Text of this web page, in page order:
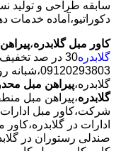
سابقه طراحی و تولید
دکوراتیو،آماده
کاور مبل گلابدره،
گلابدره
گلابدره،پیراهن مبل
گلابدره،پیراهن مبل
شرکت،کاور مبل
ادارات در گلابدره،کاور
صندلی رستوران در